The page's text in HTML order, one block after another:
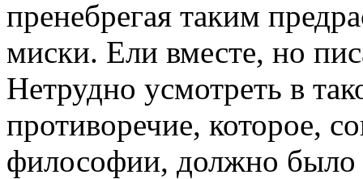
пренебрегая таким
миски. Ели вместе, но
Нетрудно усмотреть в
противоречие, которое,
философии, должно было